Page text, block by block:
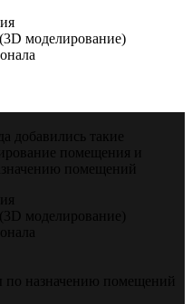
моделирование)
добавились такие
помещения и
помещений
моделирование)
по назначению помещений